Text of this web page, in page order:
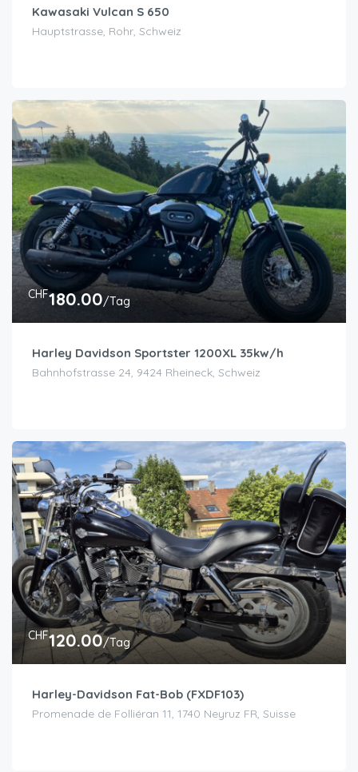
Kawasaki Vulcan S 650
Hauptstrasse, Rohr, Schweiz
CHF180.00/Tag
Harley Davidson Sportster 1200XL 35kw/h
Bahnhofstrasse 24, 9424 Rheineck, Schweiz
CHF120.00/Tag
Harley-Davidson Fat-Bob (FXDF103)
Promenade de Folliéran 11, 1740 Neyruz FR, Suisse